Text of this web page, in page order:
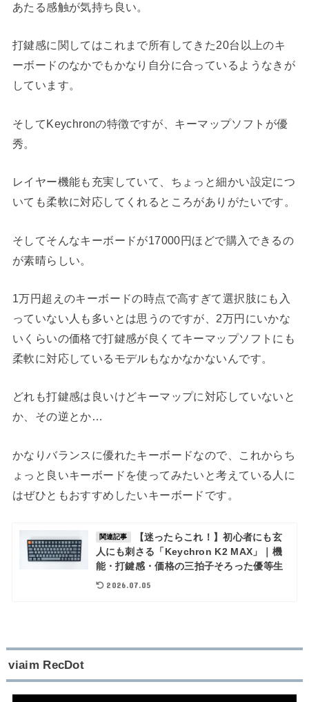
あたる感触が気持ち良い。
打鍵感に関してはこれまで所有してきた20台以上のキ
ーボードのなかでもかなり自分に合っているようなきが
しています。
そしてKeychronの特徴ですが、キーマップソフトが優
秀。
レイヤー機能も充実していて、ちょっと細かい設定につ
いても柔軟に対応してくれるところがありがたいです。
そしてそんなキーボードが17000円ほどで購入できるの
が素晴らしい。
1万円超えのキーボードの時点で高すぎて選択肢にも入
っていない人も多いとは思うのですが、2万円にいかな
いくらいの価格で打鍵感が良くてキーマップソフトにも
柔軟に対応しているモデルもなかなかないんです。
どれも打鍵感は良いけどキーマップに対応していないと
か、その逆とか…
かなりバランスに優れたキーボードなので、これからち
ょっと良いキーボードを使ってみたいと考えている人に
はぜひともおすすめしたいキーボードです。
関連記事
【迷ったらこれ！】初心者にも玄
人にも刺さる「Keychron K2 MAX」｜機
能・打鍵感・価格の三拍子そろった優等生
2026.07.05
viaim RecDot